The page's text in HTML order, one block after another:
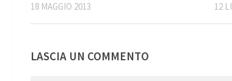
18 MAGGIO 2013 12
LASCIA UN COMMENTO